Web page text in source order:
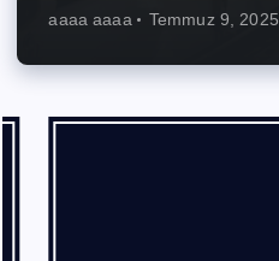
aaaa aaaa Temmuz 9, 2025